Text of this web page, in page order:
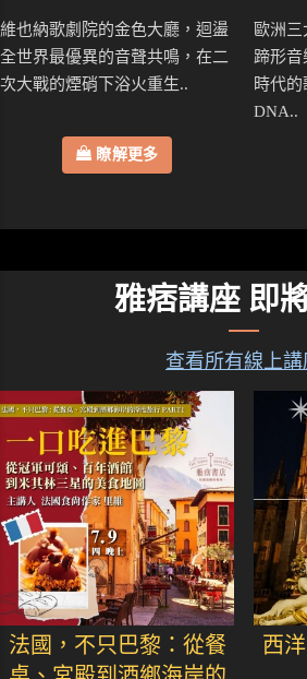
維也納歌劇院的金色大廳，迴盪
全世界最優異的音聲共鳴，在二
次大戰的煙硝下浴火重生..
瞭解更多
歐洲三
蹄形音
時代
DNA..
雅痞講座 即
查看所有線上講
法國，不只巴黎：從餐
西